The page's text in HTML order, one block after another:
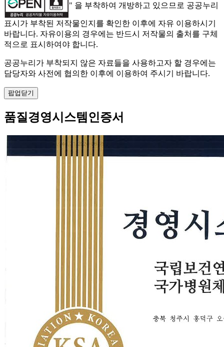
" 을 부착하여 개방하고 있으므로 공공누리
표시가 부착된 저작물인지를 확인한 이후에 자유 이용하시기
바랍니다. 자유이용의 경우에는 반드시 저작물의 출처를 구체
적으로 표시하여야 합니다.
공공누리가 부착되지 않은 자료들을 사용하고자 할 경우에는
담당자와 사전에 협의한 이후에 이용하여 주시기 바랍니다.
팝업닫기
품질경영시스템인증서